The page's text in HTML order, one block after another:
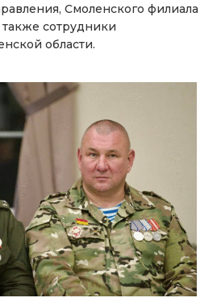
Смоленского филиала
сотрудники
области.